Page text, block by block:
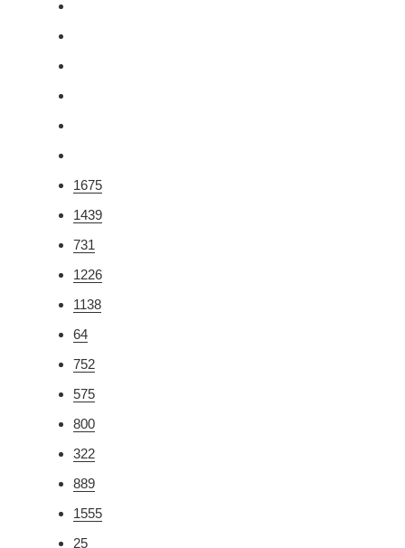
1675
1439
731
1226
1138
64
752
575
800
322
889
1555
25